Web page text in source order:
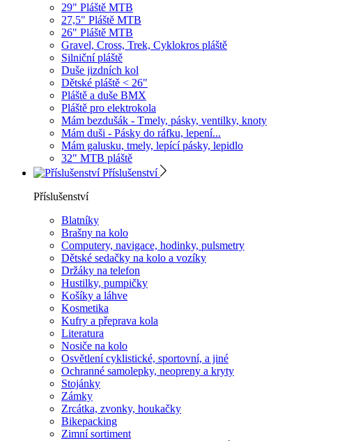
29" Pláště MTB
27,5" Pláště MTB
26" Pláště MTB
Gravel, Cross, Trek, Cyklokros pláště
Silniční pláště
Duše jizdních kol
Dětské pláště < 26"
Pláště a duše BMX
Pláště pro elektrokola
Mám bezdušák - Tmely, pásky, ventilky, knoty
Mám duši - Pásky do ráfku, lepení...
Mám galusku, tmely, lepící pásky, lepidlo
32" MTB pláště
Příslušenství
Příslušenství
Blatníky
Brašny na kolo
Computery, navigace, hodinky, pulsmetry
Dětské sedačky na kolo a vozíky
Držáky na telefon
Hustilky, pumpičky
Košíky a láhve
Kosmetika
Kufry a přeprava kola
Literatura
Nosiče na kolo
Osvětlení cyklistické, sportovní, a jiné
Ochranné samolepky, neopreny a kryty
Stojánky
Zámky
Zrcátka, zvonky, houkačky
Bikepacking
Zimní sortiment